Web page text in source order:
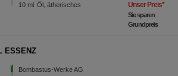
10 ml Öl, ätherisches Unser Preis*
Sie sparen
Grundpreis
ESSENZ
Bombastus-Werke AG